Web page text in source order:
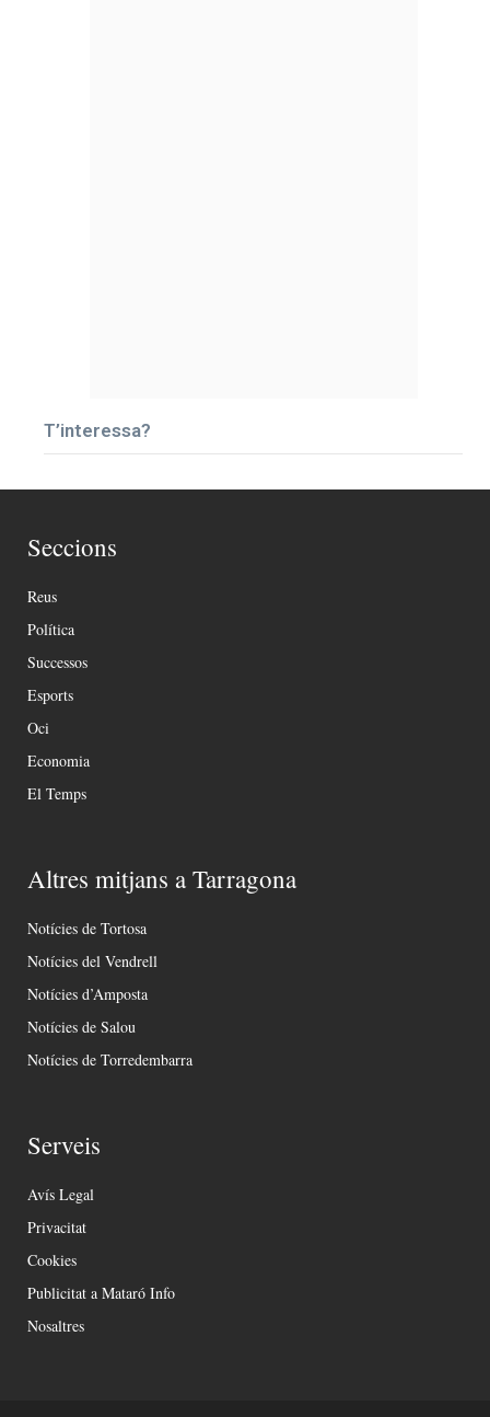
T’interessa?
Seccions
Reus
Política
Successos
Esports
Oci
Economia
El Temps
Altres mitjans a Tarragona
Notícies de Tortosa
Notícies del Vendrell
Notícies d’Amposta
Notícies de Salou
Notícies de Torredembarra
Serveis
Avís Legal
Privacitat
Cookies
Publicitat a Mataró Info
Nosaltres